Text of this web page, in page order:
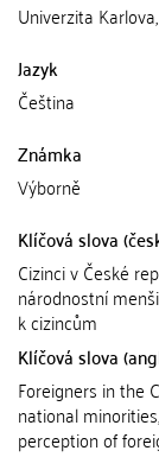
Univerzita
Jazyk
Čeština
Známka
Výborně
Klíčová slova
Cizinci v České
národnostní
k cizincům
Klíčová slova
Foreigners in the
national
perception of